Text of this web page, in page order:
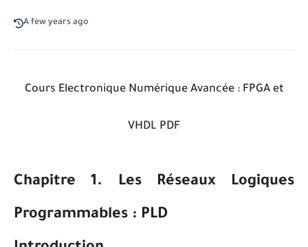
A few years ago
Cours Electronique Numérique Avancée : FPGA et
VHDL PDF
Chapitre 1. Les Réseaux Logiques
Programmables : PLD